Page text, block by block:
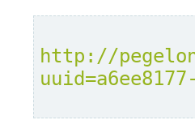
http://